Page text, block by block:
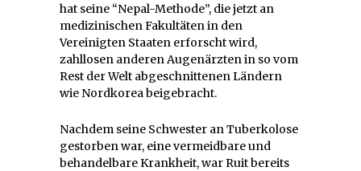
hat seine “Nepal-Methode”, die jetzt an
medizinischen Fakultäten in den
Vereinigten Staaten erforscht wird,
zahllosen anderen Augenärzten in so vom
Rest der Welt abgeschnittenen Ländern
wie Nordkorea beigebracht.
Nachdem seine Schwester an Tuberkolose
gestorben war, eine vermeidbare und
behandelbare Krankheit, war Ruit bereits